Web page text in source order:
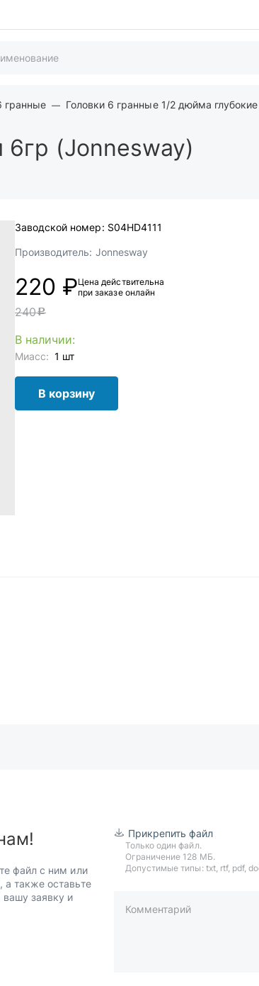
гранные Головки 6 гранные 1/2 дюйма глубокие
6гр (Jonnesway)
Заводской номер: S04HD4111
Производитель: Jonnesway
220 ₽Цена действительна
при заказе онлайн
240c
В наличии:
Миасс: 1 шт
В корзину
файл с ним или
а также оставьте
заявку и
Прикрепить файл
Только один файл.
Ограничение 128 МБ.
Допустимые типы: txt, rtf, pdf,
Комментарий
пример: 89511234567 или